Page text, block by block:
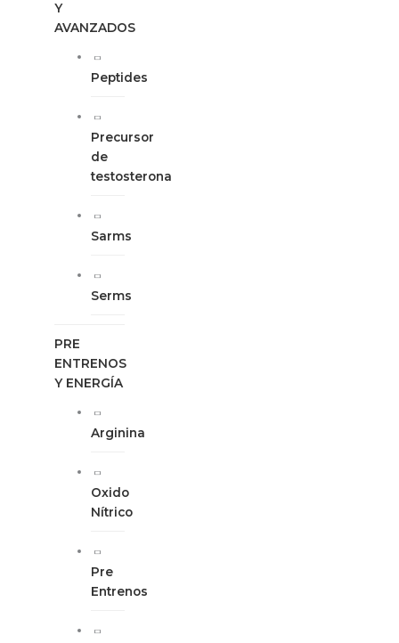
Y
AVANZADOS
Peptides
Precursor
de
testosterona
Sarms
Serms
PRE
ENTRENOS
Y ENERGÍA
Arginina
Oxido
Nítrico
Pre
Entrenos